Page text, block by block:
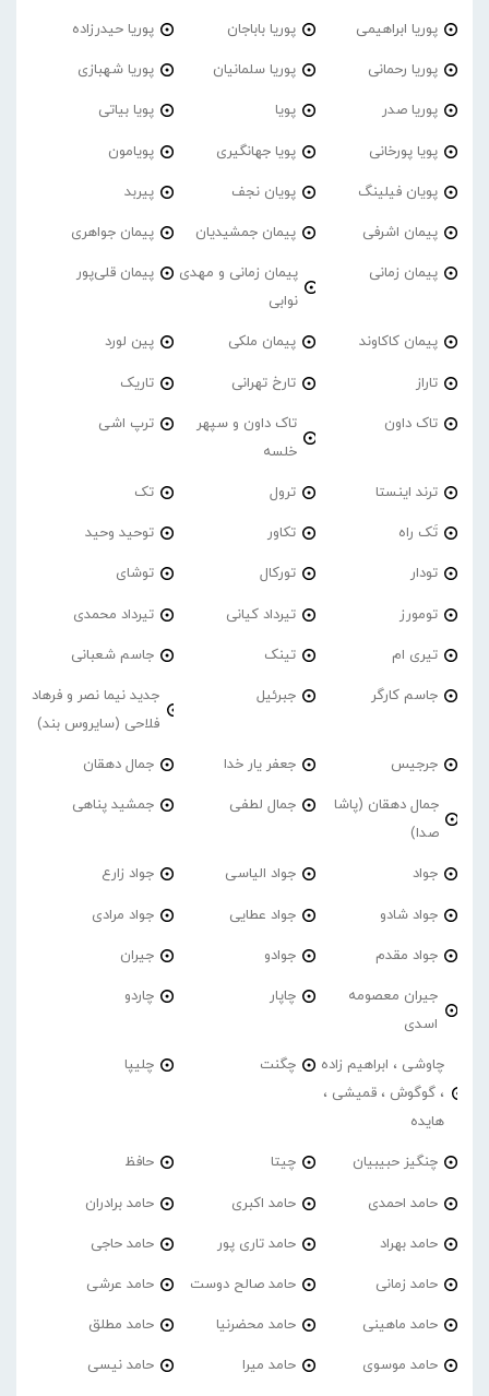
پوریا ابراهیمی پوریا باباجان پوریا حیدرزاده
پوریا رحمانی پوریا سلمانیان پوریا شهبازی
پوریا صدر پویا پویا بیاتی
پویا پورخانی پویا جهانگیری پویامون
پویان فیلینگ پویان نجف پیربد
پیمان اشرفی پیمان جمشیدیان پیمان جواهری
پیمان زمانی
پیمان زمانی و مهدی
نوابی
پیمان قلی‌پور
پیمان کاکاوند پیمان ملکی پین لورد
تاراز تارخ تهرانی تاریک
تاک داون
تاک داون و سپهر
خلسه
ترپ اشی
ترند اینستا ترول تک
تَک راه تکاور توحید وحید
تودار تورکال توشای
تومورز تیرداد کیانی تیرداد محمدی
تیری ام تینک جاسم شعبانی
جاسم کارگر جبرئیل
جدید نیما نصر و فرهاد
فلاحی (سایروس بند)
جرجیس جعفر یار خدا جمال دهقان
جمال دهقان (پاشا
صدا)
جمال لطفی جمشید پناهی
جواد جواد الیاسی جواد زارع
جواد شادو جواد عطایی جواد مرادی
جواد مقدم جوادو جیران
جیران معصومه
اسدی
چاپار چاردو
چاوشی ، ابراهیم زاده
، گوگوش ، قمیشی ،
هایده
چگنت چلیپا
چنگیز حبیبیان چیتا حافظ
حامد احمدی حامد اکبری حامد برادران
حامد بهراد حامد تاری پور حامد حاجی
حامد زمانی حامد صالح دوست حامد عرشی
حامد ماهینی حامد محضرنیا حامد مطلق
حامد موسوی حامد میرا حامد نیسی